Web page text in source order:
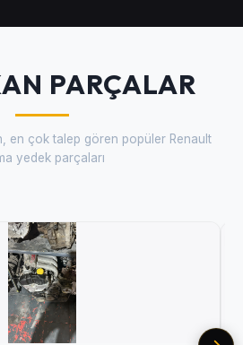
PARÇALAR
en çok talep gören popüler Renault
yedek parçaları